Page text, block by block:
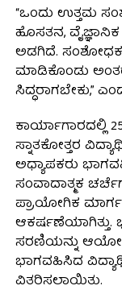
“ಒಂದು ಉತ್ತಮ
ಹೊಸತನ, ವೈಜ್ಞಾನಿಕ
ಅಡಗಿದೆ.
ಮಾಡಿಕೊಂಡು
ಸಿದ್ಧರಾಗಬೇಕು,”
ಕಾರ್ಯಾಗಾರದಲ್ಲಿ
ಸ್ನಾತಕೋತ್ತರ
ಅಧ್ಯಾಪಕರು
ಸಂವಾದಾತ್ಮಕ
ಪ್ರಾಯೋಗಿಕ
ಆಕರ್ಷಣೆಯಾಗಿತ್ತು.
ಸರಣಿಯನ್ನು
ಭಾಗವಹಿಸಿದ
ವಿತರಿಸಲಾಯಿತು.